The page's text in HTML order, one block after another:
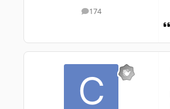
174
messages